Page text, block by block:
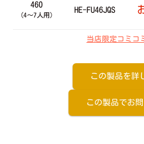
460
（4～7人用）
HE-FU46JQS
当店限定コミコ
この製品を詳
この製品でお